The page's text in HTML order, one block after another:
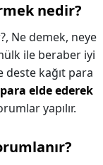
nedir?
Ne demek, neye
ile beraber iyi
kağıt para
elde ederek
yapılır.